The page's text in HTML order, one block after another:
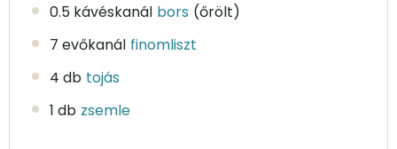
0.5 kávéskanál bors (őrölt)
7 evőkanál finomliszt
4 db tojás
1 db zsemle